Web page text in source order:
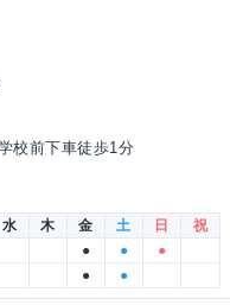
校前下車徒歩1分
水 木 金 土 日
祝
● ●
●
● ●